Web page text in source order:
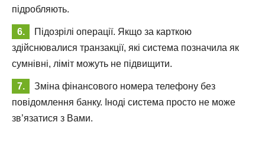
підробляють.
Підозрілі операції. Якщо за карткою
здійснювалися транзакції, які система позначила як
сумнівні, ліміт можуть не підвищити.
Зміна фінансового номера телефону без
повідомлення банку. Іноді система просто не може
зв’язатися з Вами.